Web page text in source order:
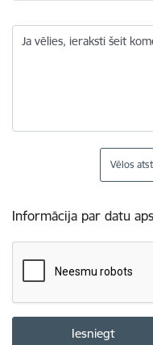
Ja vēlies, ieraksti šeit
Vēlos
Informācija par datu